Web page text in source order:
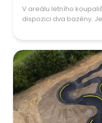
V areálu letního
dispozici dva bazény.